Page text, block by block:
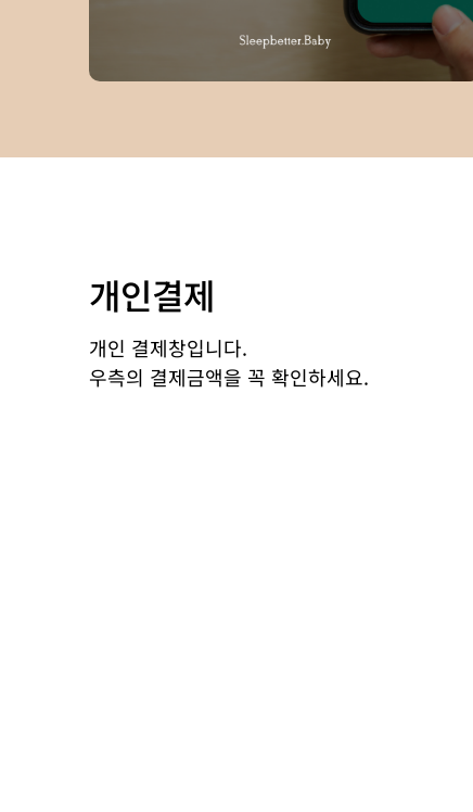
개인결제
개인 결제창입니다.
우측의 결제금액을 꼭 확인하세요.